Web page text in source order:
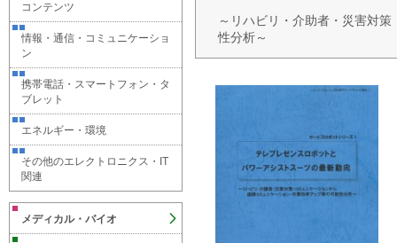
～リハビリ・介助者・災害対
性分析～
コンテンツ
情報・通信・コミュニケーショ
ン
携帯電話・スマートフォン・タ
ブレット
エネルギー・環境
その他のエレクトロニクス・IT
関連
メディカル・バイオ